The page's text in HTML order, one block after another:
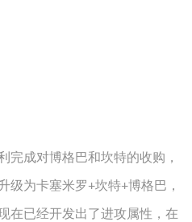
完成对博格巴和坎特的收购，
级为卡塞米罗+坎特+博格巴，
在已经开发出了进攻属性，在